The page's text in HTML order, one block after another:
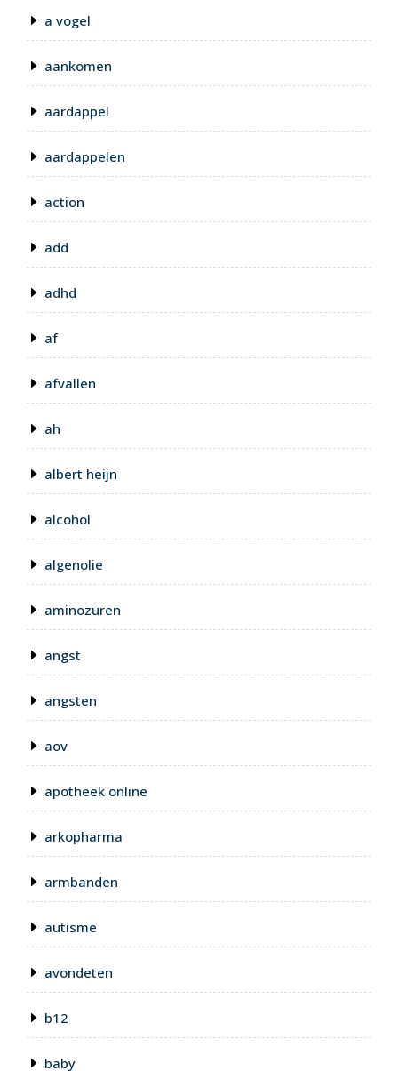
a vogel
aankomen
aardappel
aardappelen
action
add
adhd
af
afvallen
ah
albert heijn
alcohol
algenolie
aminozuren
angst
angsten
aov
apotheek online
arkopharma
armbanden
autisme
avondeten
b12
baby